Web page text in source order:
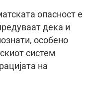
опасност е
дека и
особено
систем
на